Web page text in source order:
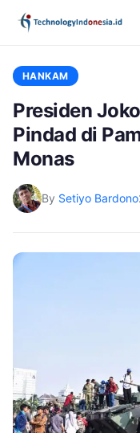
HANKAM
Presiden
Pindad di
Monas
By Setiyo Bardono